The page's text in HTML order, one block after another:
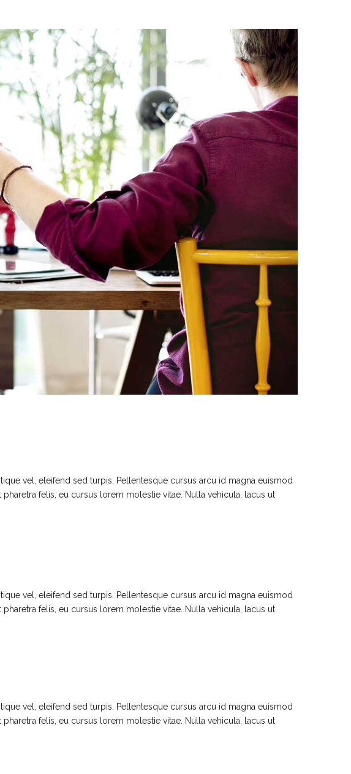
vel, eleifend sed turpis. Pellentesque cursus arcu id magna euismod
felis, eu cursus lorem molestie vitae. Nulla vehicula, lacus ut
vel, eleifend sed turpis. Pellentesque cursus arcu id magna euismod
felis, eu cursus lorem molestie vitae. Nulla vehicula, lacus ut
vel, eleifend sed turpis. Pellentesque cursus arcu id magna euismod
felis, eu cursus lorem molestie vitae. Nulla vehicula, lacus ut